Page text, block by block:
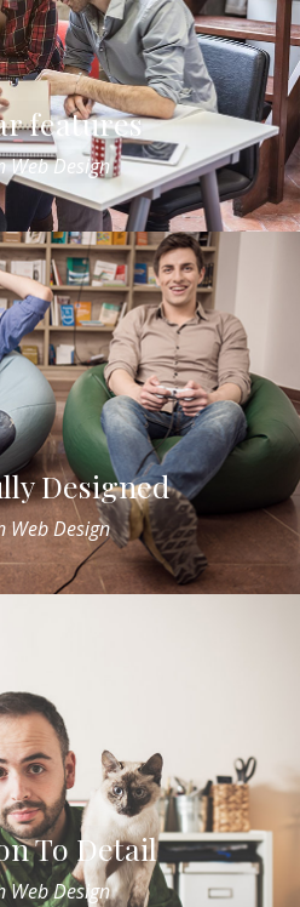
features
Web Design
Designed
Web Design
To Detail
Web Design